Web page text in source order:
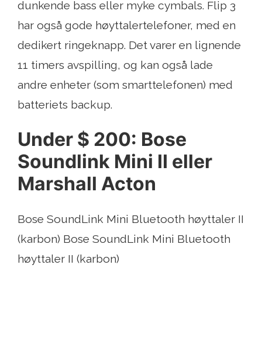
dunkende bass eller myke cymbals. Flip 3
har også gode høyttalertelefoner, med en
dedikert ringeknapp. Det varer en lignende
11 timers avspilling, og kan også lade
andre enheter (som smarttelefonen) med
batteriets backup.
Under $ 200: Bose
Soundlink Mini II eller
Marshall Acton
Bose SoundLink Mini Bluetooth høyttaler II
(karbon) Bose SoundLink Mini Bluetooth
høyttaler II (karbon)